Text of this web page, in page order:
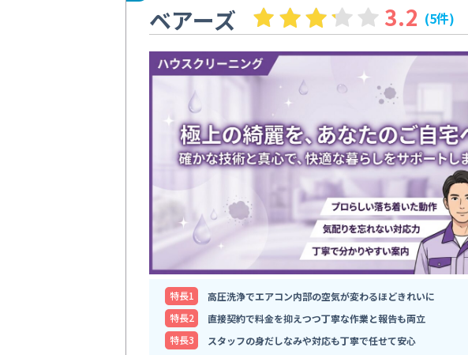
ベアーズ 3.2 (5件)
特⻑1
高圧洗浄でエアコン内部の空気が変わるほどきれいに
特⻑2
直接契約で料金を抑えつつ丁寧な作業と報告も両立
特⻑3
スタッフの身だしなみや対応も丁寧で任せて安心